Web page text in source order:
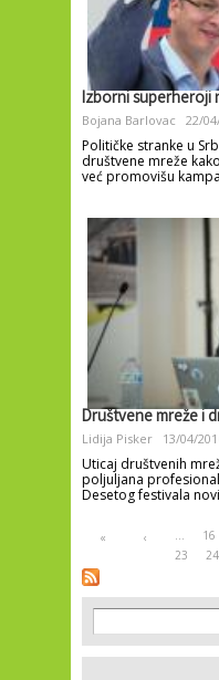
Izborni superheroji
Bojana Barlovac 22/
Političke stranke u
društvene mreže
već promovišu
Društvene mreže i
Lidija Pisker 13/04/
Uticaj društvenih
poljuljana
Desetog festivala
Pages
« ‹ … 16
23
24
Search
Search